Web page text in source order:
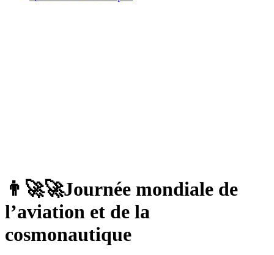
👨‍🚀🚀Journée mondiale de
l’aviation et de la
cosmonautique